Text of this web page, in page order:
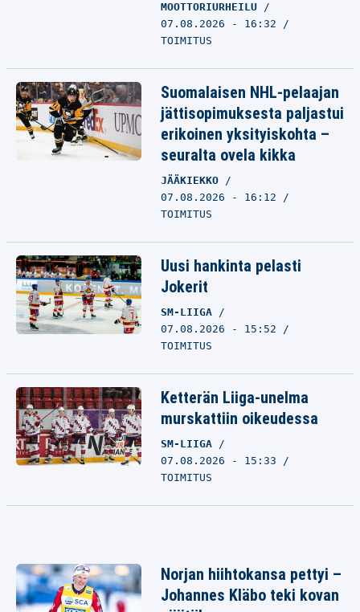
MOOTTORIURHEILU
07.08.2026 - 16:32
TOIMITUS
Suomalaisen NHL-pelaajan
jättisopimuksesta paljastui
erikoinen yksityiskohta –
seuralta ovela kikka
JÄÄKIEKKO
07.08.2026 - 16:12
TOIMITUS
Uusi hankinta pelasti
Jokerit
SM-LIIGA
07.08.2026 - 15:52
TOIMITUS
Ketterän Liiga-unelma
murskattiin oikeudessa
SM-LIIGA
07.08.2026 - 15:33
TOIMITUS
Norjan hiihtokansa pettyi –
Johannes Kläbo teki kovan